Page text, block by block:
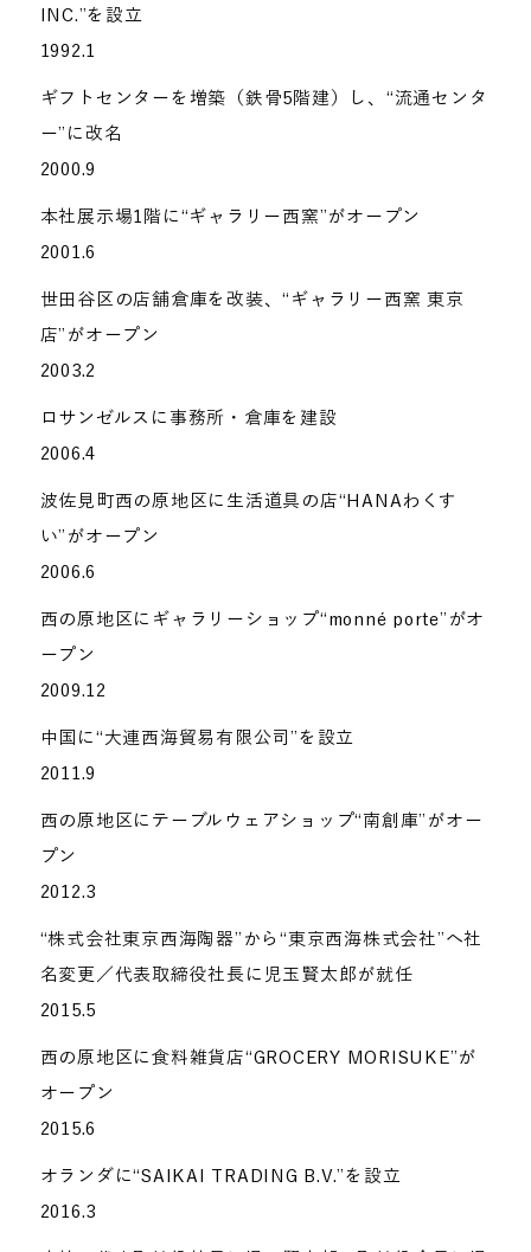
INC.”を設立
1992.1
ギフトセンターを増築（鉄骨5階建）し、“流通センタ
ー”に改名
2000.9
本社展示場1階に“ギャラリー西窯”がオープン
2001.6
世田谷区の店舗倉庫を改装、“ギャラリー西窯 東京
店”がオープン
2003.2
ロサンゼルスに事務所・倉庫を建設
2006.4
波佐見町西の原地区に生活道具の店“HANAわくす
い”がオープン
2006.6
西の原地区にギャラリーショップ“monné porte”がオ
ープン
2009.12
中国に“大連西海貿易有限公司”を設立
2011.9
西の原地区にテーブルウェアショップ“南創庫”がオー
プン
2012.3
“株式会社東京西海陶器”から“東京西海株式会社”へ社
名変更／代表取締役社長に児玉賢太郎が就任
2015.5
西の原地区に食料雑貨店“GROCERY MORISUKE”が
オープン
2015.6
オランダに“SAIKAI TRADING B.V.”を設立
2016.3